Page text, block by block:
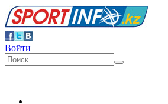
Войти